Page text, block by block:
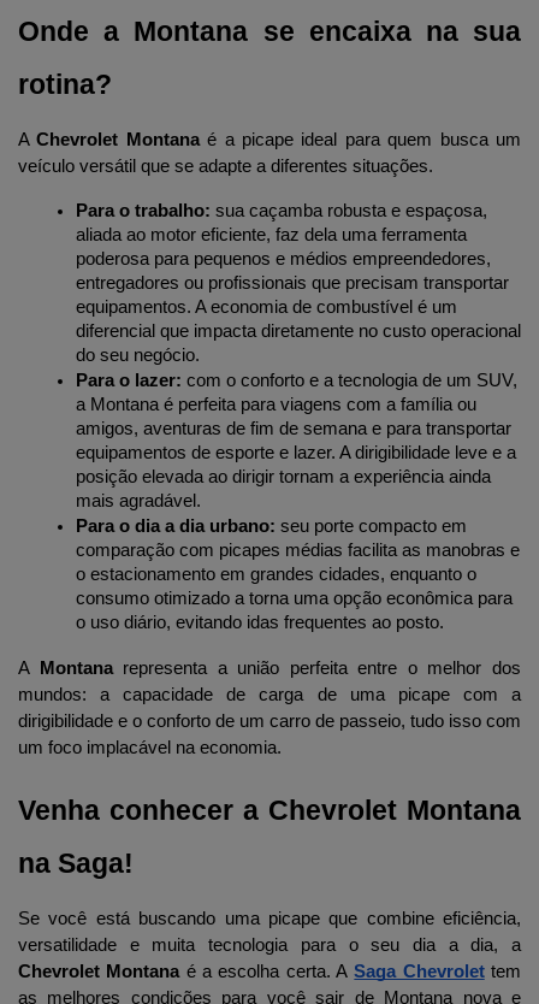
Onde a Montana se encaixa na sua
rotina?
A Chevrolet Montana é a picape ideal para quem busca um
veículo versátil que se adapte a diferentes situações.
Para o trabalho: sua caçamba robusta e espaçosa,
aliada ao motor eficiente, faz dela uma ferramenta
poderosa para pequenos e médios empreendedores,
entregadores ou profissionais que precisam transportar
equipamentos. A economia de combustível é um
diferencial que impacta diretamente no custo operacional
do seu negócio.
Para o lazer: com o conforto e a tecnologia de um SUV,
a Montana é perfeita para viagens com a família ou
amigos, aventuras de fim de semana e para transportar
equipamentos de esporte e lazer. A dirigibilidade leve e a
posição elevada ao dirigir tornam a experiência ainda
mais agradável.
Para o dia a dia urbano: seu porte compacto em
comparação com picapes médias facilita as manobras e
o estacionamento em grandes cidades, enquanto o
consumo otimizado a torna uma opção econômica para
o uso diário, evitando idas frequentes ao posto.
A Montana representa a união perfeita entre o melhor dos
mundos: a capacidade de carga de uma picape com a
dirigibilidade e o conforto de um carro de passeio, tudo isso com
um foco implacável na economia.
Venha conhecer a Chevrolet Montana
na Saga!
Se você está buscando uma picape que combine eficiência,
Chevrolet Montana é a escolha certa. A Saga Chevrolet tem
as melhores condições para você sair de Montana nova e